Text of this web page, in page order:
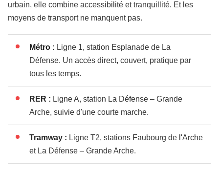
urbain, elle combine accessibilité et tranquillité. Et les
moyens de transport ne manquent pas.
Métro : Ligne 1, station Esplanade de La
Défense. Un accès direct, couvert, pratique par
tous les temps.
RER : Ligne A, station La Défense – Grande
Arche, suivie d'une courte marche.
Tramway : Ligne T2, stations Faubourg de l'Arche
et La Défense – Grande Arche.